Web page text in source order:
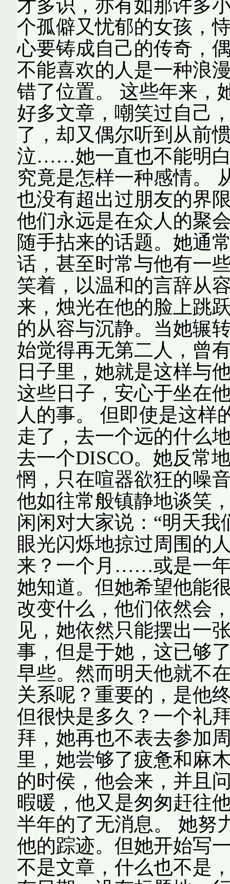
才多识，亦有如那许多
个孤僻又忧郁的女孩，
心要铸成自己的传奇，
不能喜欢的人是一种浪
错了位置。 这些年来，
好多文章，嘲笑过自己
了，却又偶尔听到从前
泣……她一直也不能明
究竟是怎样一种感情。
也没有超出过朋友的界
他们永远是在众人的聚
随手拈来的话题。她通
话，甚至时常与他有一
笑着，以温和的言辞从
来，烛光在他的脸上跳
的从容与沉静。当她辗
始觉得再无第二人，曾
日子里，她就是这样与
这些日子，安心于坐在
人的事。 但即使是这样
走了，去一个远的什么
去一个DISCO。她反常
惘，只在喧器欲狂的噪
他如往常般镇静地谈笑
闲闲对大家说：“明天
眼光闪烁地掠过周围的
来？一个月……或是一
她知道。但她希望他能
改变什么，他们依然会
见，她依然只能摆出一
事，但是于她，这已够
早些。然而明天他就不
关系呢？重要的，是他
但很快是多久？一个礼
拜，她再也不表去参加
里，她尝够了疲惫和麻
的时侯，他会来，并且
暇暖，他又是匆匆赶往
半年的了无消息。 她努
他的踪迹。但她开始写
不是文章，什么也不是